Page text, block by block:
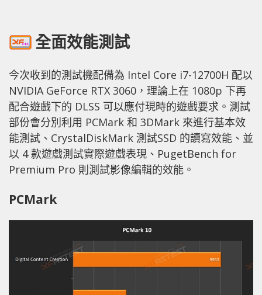
全面效能測試
今次收到的測試機配備為 Intel Core i7-12700H 配以
NVIDIA GeForce RTX 3060，理論上在 1080p 下再
配合遊戲下的 DLSS 可以應付現時的遊戲要求。測試
部份會分別利用 PCMark 和 3DMark 來進行基本效
能測試、CrystalDiskMark 測試SSD 的讀寫效能、並
以 4 款遊戲測試實際遊戲表現、PugetBench for
Premium Pro 則測試影像編輯的效能。
PCMark